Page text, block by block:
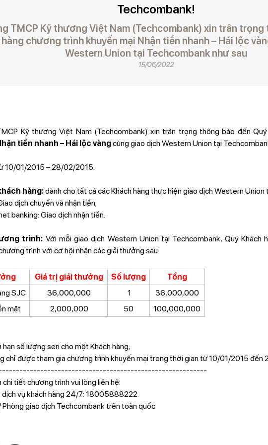
Techcombank!
TMCP Kỹ thương Việt Nam (Techcombank) xin trân
chương trình khuyến mại Nhận tiền nhanh – Hái lộc
Western Union tại Techcombank như sau
15/06/2022
Kỹ thương Việt Nam (Techcombank) xin trân trọng thông báo đến
tiền nhanh – Hái lộc vàngcùng giao dịch Western Union tại
10/01/2015 – 28/02/2015.
hàng:dành cho tất cả các Khách hàng thực hiện giao dịch Western Union
dịch chuyển và nhận tiền;
banking: Giao dịch nhận tiền.
trình: Với mỗi giao dịch Western Union tại Techcombank, Quý Khách
trình với cơ hội nhận các giải thưởng sau:
Giá trị giải thưởng Số lượng
Tổng
SJC
36,000,000 1
36,000,000
mặt
2,000,000 50 100,000,000
số lượng seri cho một Khách hàng;
chỉ được tham gia chương trình khuyến mại trong thời gian từ 10/01/2015 đến
tiết chương trình vui lòng liên hệ:
vụ khách hàng 24/7: 18005888222
giao dịch Techcombank trên toàn quốc